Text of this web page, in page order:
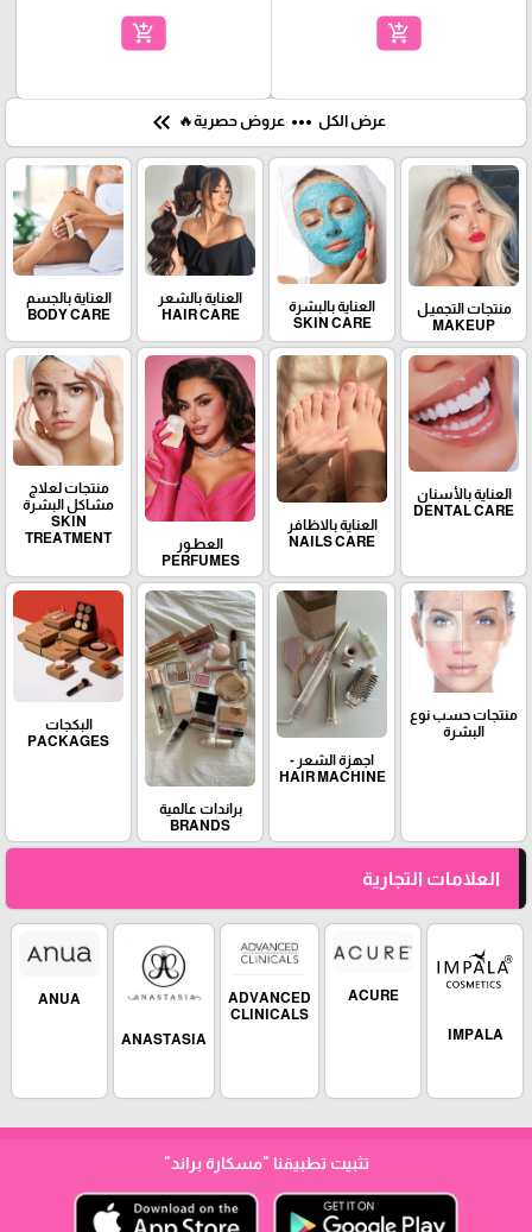
add_shopping_cart
add_shopping_cart
عرض الكل more_horiz عروض حصرية🔥 keyboard_double_arrow_left
منتجات التجميـل
MAKEUP
العناية بالبشرة
SKIN CARE
العناية بالشعر
HAIR CARE
العناية بالجسم
BODY CARE
العناية بالأسنان
DENTAL CARE
العناية بالاظافر
NAILS CARE
العطـور
PERFUMES
منتجات لعلاج
مشاكل البشرة
SKIN
TREATMENT
منتجات حسب نوع
البشرة
اجهزة الشعر -
HAIR MACHINE
براندات عالمية
BRANDS
البكجات
PACKAGES
العلامات التجارية
IMPALA
ACURE
ADVANCED
CLINICALS
ANASTASIA
ANUA
تثبيت تطبيقنا "مسكارة براند"